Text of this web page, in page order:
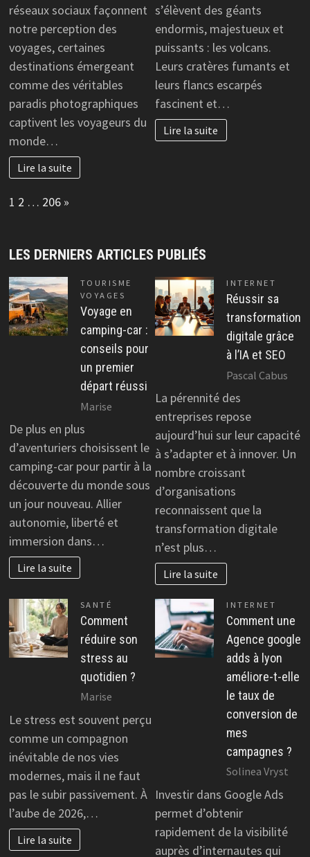
réseaux sociaux façonnent
notre perception des
voyages, certaines
destinations émergeant
comme des véritables
paradis photographiques
captivent les voyageurs du
monde…
Lire la suite
s’élèvent des géants
endormis, majestueux et
puissants : les volcans.
Leurs cratères fumants et
leurs flancs escarpés
fascinent et…
Lire la suite
Page:
1 2 … 206 Next
»
LES DERNIERS ARTICLES PUBLIÉS
TOURISME
VOYAGES
Voyage en
camping-car :
conseils pour
un premier
départ réussi
Marise
De plus en plus
d’aventuriers choisissent le
camping-car pour partir à la
découverte du monde sous
un jour nouveau. Allier
autonomie, liberté et
immersion dans…
Lire la suite
INTERNET
Réussir sa
transformation
digitale grâce
à l’IA et SEO
Pascal Cabus
La pérennité des
entreprises repose
aujourd’hui sur leur capacité
à s’adapter et à innover. Un
nombre croissant
d’organisations
reconnaissent que la
transformation digitale
n’est plus…
Lire la suite
SANTÉ
Comment
réduire son
stress au
quotidien ?
Marise
Le stress est souvent perçu
comme un compagnon
inévitable de nos vies
modernes, mais il ne faut
pas le subir passivement. À
l’aube de 2026,…
Lire la suite
INTERNET
Comment une
Agence google
adds à lyon
améliore-t-elle
le taux de
conversion de
mes
campagnes ?
Solinea Vryst
Investir dans Google Ads
permet d’obtenir
rapidement de la visibilité
auprès d’internautes qui